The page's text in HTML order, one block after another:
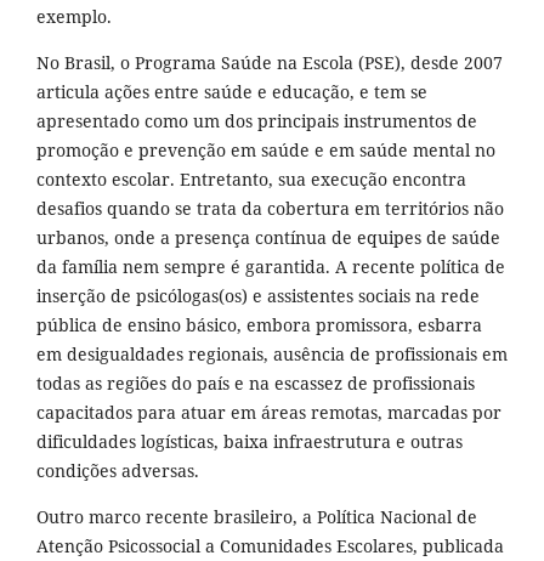
exemplo.
No Brasil, o Programa Saúde na Escola (PSE), desde 2007
articula ações entre saúde e educação, e tem se
apresentado como um dos principais instrumentos de
promoção e prevenção em saúde e em saúde mental no
contexto escolar. Entretanto, sua execução encontra
desafios quando se trata da cobertura em territórios não
urbanos, onde a presença contínua de equipes de saúde
da família nem sempre é garantida. A recente política de
inserção de psicólogas(os) e assistentes sociais na rede
pública de ensino básico, embora promissora, esbarra
em desigualdades regionais, ausência de profissionais em
todas as regiões do país e na escassez de profissionais
capacitados para atuar em áreas remotas, marcadas por
dificuldades logísticas, baixa infraestrutura e outras
condições adversas.
Outro marco recente brasileiro, a Política Nacional de
Atenção Psicossocial a Comunidades Escolares, publicada